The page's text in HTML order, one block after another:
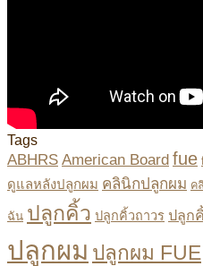
Tags
ABHRS American Board fue
ดูแลหลังปลูกผม คลินิกปลูกผม ค
ฉัน ปลูกคิ้ว ปลูกคิ้วถาวร ปลูก
ปลูกผม ปลูกผม FUE